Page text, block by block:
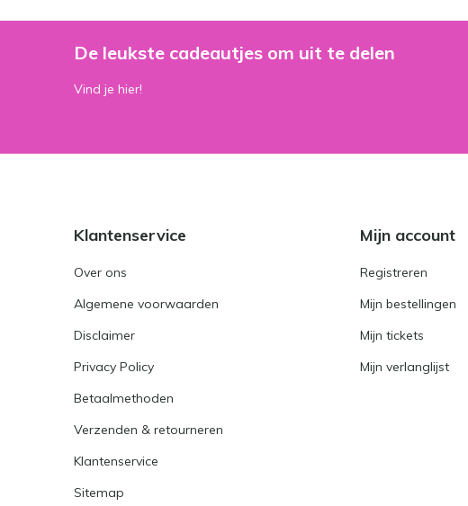
De leukste cadeautjes om uit te delen
Vind je hier!
Klantenservice
Over ons
Algemene voorwaarden
Disclaimer
Privacy Policy
Betaalmethoden
Verzenden & retourneren
Klantenservice
Sitemap
Mijn account
Registreren
Mijn bestellingen
Mijn tickets
Mijn verlanglijst